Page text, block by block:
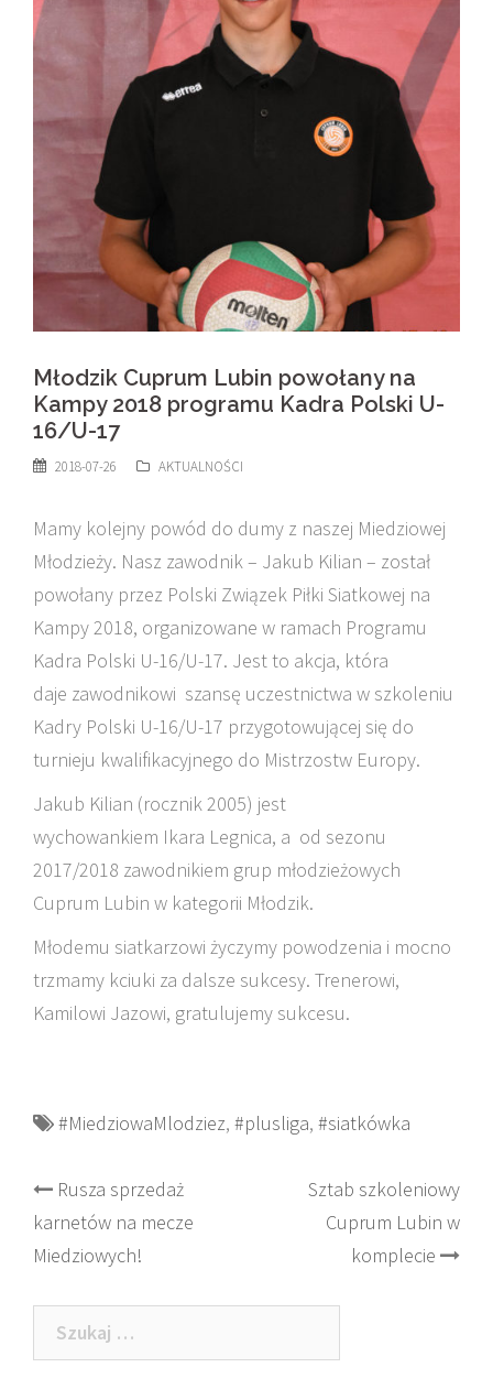
Młodzik Cuprum Lubin powołany na
Kampy 2018 programu Kadra Polski U-
16/U-17
2018-07-26 AKTUALNOŚCI
Mamy kolejny powód do dumy z naszej Miedziowej
Młodzieży. Nasz zawodnik – Jakub Kilian – został
powołany przez Polski Związek Piłki Siatkowej na
Kampy 2018, organizowane w ramach Programu
Kadra Polski U-16/U-17. Jest to akcja, która
daje zawodnikowi szansę uczestnictwa w szkoleniu
Kadry Polski U-16/U-17 przygotowującej się do
turnieju kwalifikacyjnego do Mistrzostw Europy.
Jakub Kilian (rocznik 2005) jest
wychowankiem Ikara Legnica, a od sezonu
2017/2018 zawodnikiem grup młodzieżowych
Cuprum Lubin w kategorii Młodzik.
Młodemu siatkarzowi życzymy powodzenia i mocno
trzmamy kciuki za dalsze sukcesy. Trenerowi,
Kamilowi Jazowi, gratulujemy sukcesu.
#MiedziowaMlodziez, #plusliga, #siatkówka
Post
navigation
Rusza sprzedaż
karnetów na mecze
Miedziowych!
Sztab szkoleniowy
Cuprum Lubin w
komplecie
Szukaj: